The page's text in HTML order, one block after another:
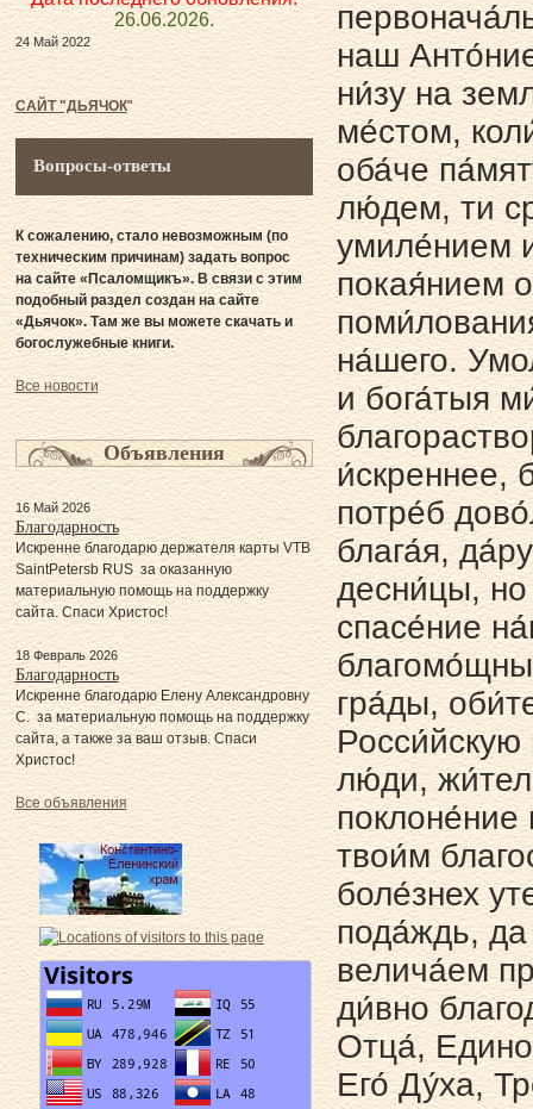
наш
ни́зу на
ме́стом,
оба́че
лю́дем, ти
умиле́нием
покая́нием
на́шего.
и бога́тыя
и́скреннее,
потре́б
блага́я,
десни́цы, но
спасе́ние
гра́ды,
Росси́йскую
лю́ди,
твои́м
боле́знех
пода́ждь,
велича́ем
ди́вно
Отца́,
Его́ Ду́ха,
26.06.2026.
24 Май 2022
САЙТ "ДЬЯЧОК"
Вопросы-ответы
К сожалению, стало невозможным (по
техническим причинам) задать вопрос
на сайте «Псаломщикъ». В связи с этим
подобный раздел создан на сайте
«Дьячок». Там же вы можете скачать и
богослужебные книги.
Все новости
Объявления
16 Май 2026
Благодарность
Искренне благодарю держателя карты VTB
SaintPetersb RUS за оказанную
материальную помощь на поддержку
сайта. Спаси Христос!
18 Февраль 2026
Благодарность
Искренне благодарю Елену Александровну
С. за материальную помощь на поддержку
сайта, а также за ваш отзыв. Спаси
Христос!
Все объявления